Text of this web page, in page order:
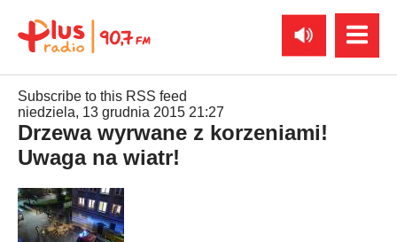
Subscribe to this RSS feed
niedziela, 13 grudnia 2015 21:27
Drzewa wyrwane z korzeniami!
Uwaga na wiatr!